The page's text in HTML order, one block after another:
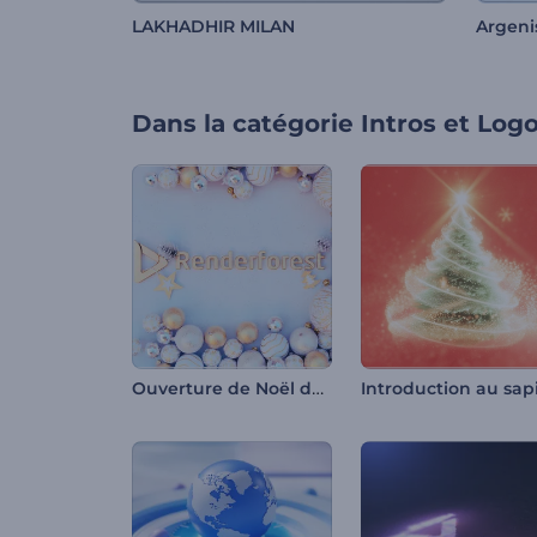
LAKHADHIR MILAN
Dans la catégorie Intros et
Ouverture de Noël douce